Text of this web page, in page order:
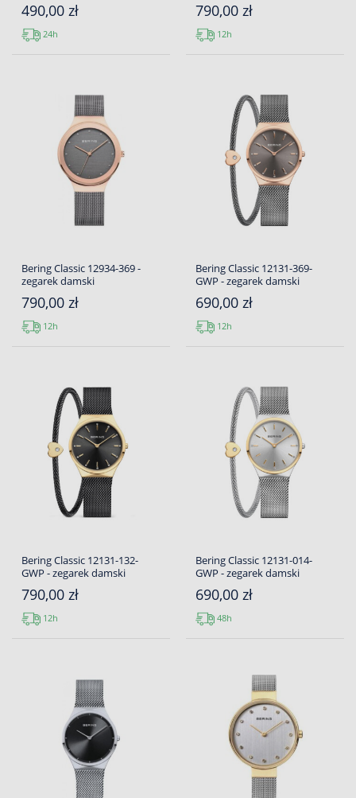
490,00 zł
24h
790,00 zł
12h
Bering Classic 12934-369 -
zegarek damski
790,00 zł
12h
Bering Classic 12131-369-
GWP - zegarek damski
690,00 zł
12h
Bering Classic 12131-132-
GWP - zegarek damski
790,00 zł
12h
Bering Classic 12131-014-
GWP - zegarek damski
690,00 zł
48h